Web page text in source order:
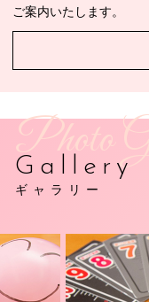
ご案内いたします。
Photo
Gallery
ギャラリー